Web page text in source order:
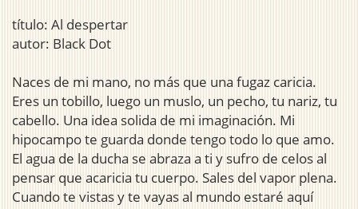
título: Al despertar
autor: Black Dot
Naces de mi mano, no más que una fugaz caricia.
Eres un tobillo, luego un muslo, un pecho, tu nariz, tu
cabello. Una idea solida de mi imaginación. Mi
hipocampo te guarda donde tengo todo lo que amo.
El agua de la ducha se abraza a ti y sufro de celos al
pensar que acaricia tu cuerpo. Sales del vapor plena.
Cuando te vistas y te vayas al mundo estaré aquí